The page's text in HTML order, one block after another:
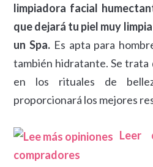
limpiadora facial
que dejará tu piel muy
un Spa. Es apta para
también hidratante. Se trata
en los rituales de
proporcionará los mejores
Leer
compradores